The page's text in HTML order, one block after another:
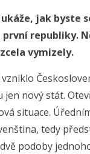
jak byste
republiky.
vymizely.
jen nový stát.
situace.
tedy
podoby